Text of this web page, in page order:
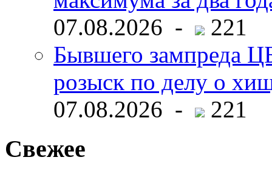
07.08.2026 -
221
Бывшего зампреда
розыск по делу о
07.08.2026 -
221
Свежее